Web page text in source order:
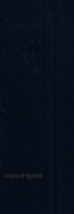
Index d'égalité